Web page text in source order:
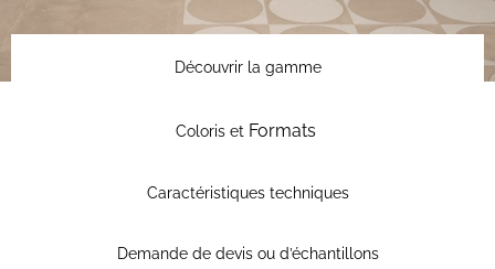
Découvrir la gamme
Coloris et Formats
Caractéristiques techniques
Demande de devis ou d’échantillons